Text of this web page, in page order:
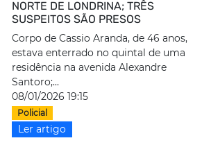
NORTE DE LONDRINA; TRÊS
SUSPEITOS SÃO PRESOS
Corpo de Cassio Aranda, de 46 anos,
estava enterrado no quintal de uma
residência na avenida Alexandre
Santoro;...
08/01/2026 19:15
Policial
Ler artigo